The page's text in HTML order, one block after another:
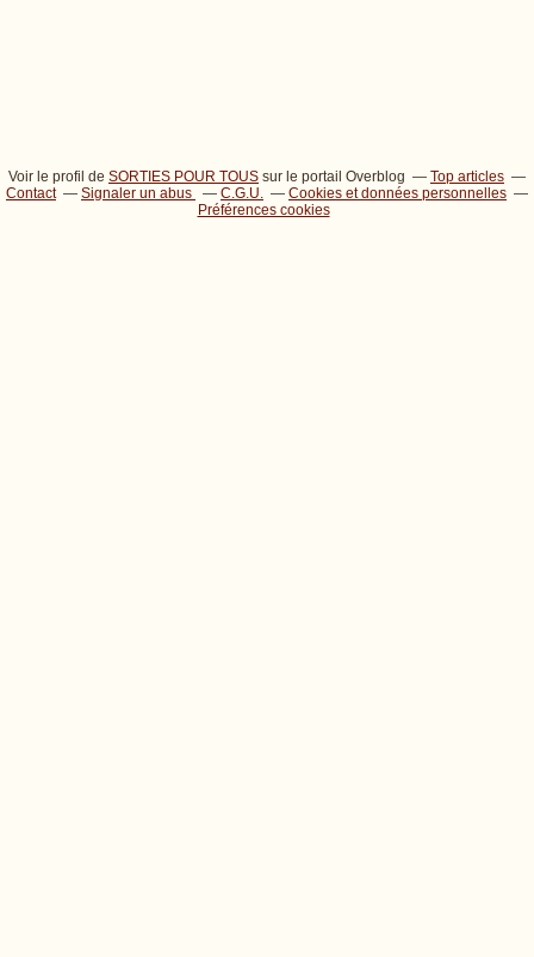
Voir le profil de SORTIES POUR TOUS sur le portail Overblog
Top articles
Contact
Signaler un abus C.G.U.
Cookies et données personnelles
Préférences cookies